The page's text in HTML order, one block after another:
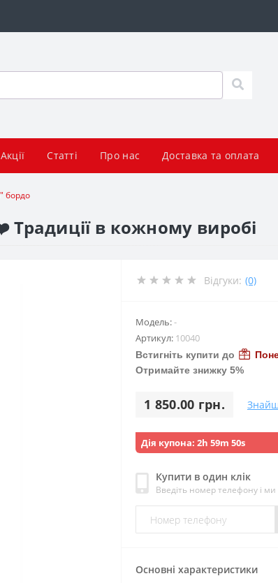
Акції Статті Про нас Доставка та оплата
бордо
в кожному виробі
Відгуки: (0)
Модель:-
Артикул: 10040
Встигніть купити до
Отримайте знижку 5%
1 850.00 грн.
Дія купона: 2h 59m 48s
Купити в один клік
Введіть номер телефону і
Основні характеристики